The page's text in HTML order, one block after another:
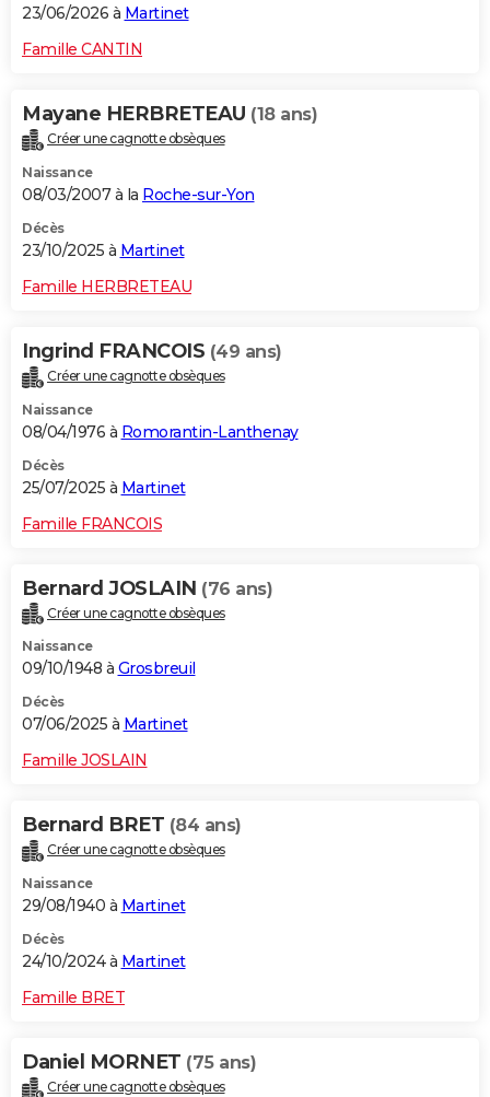
S'inscrire
Se connecter
Lycées
Collèges
Primaires
Universités
Entreprises
Service militaire
Avis de recherche
AVIS DE DÉCÈS
FORUM
23/06/2026 à Martinet
Famille CANTIN
Mayane HERBRETEAU (18 ans)
Créer une cagnotte obsèques
Naissance
08/03/2007 à la Roche-sur-Yon
Décès
23/10/2025 à Martinet
Famille HERBRETEAU
Ingrind FRANCOIS (49 ans)
Créer une cagnotte obsèques
Naissance
08/04/1976 à Romorantin-Lanthenay
Décès
25/07/2025 à Martinet
Famille FRANCOIS
Bernard JOSLAIN (76 ans)
Créer une cagnotte obsèques
Naissance
09/10/1948 à Grosbreuil
Décès
07/06/2025 à Martinet
Famille JOSLAIN
Bernard BRET (84 ans)
Créer une cagnotte obsèques
Naissance
29/08/1940 à Martinet
Décès
24/10/2024 à Martinet
Famille BRET
Daniel MORNET (75 ans)
Créer une cagnotte obsèques